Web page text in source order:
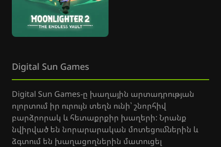
Digital Sun Games
Digital Sun Games-ը խաղային արտադրության
ոլորտում իր ուրույն տեղն ունի՝ շնորհիվ
բարձրորակ և հետաքրքիր խաղերի: Նրանք
նվիրված են նորարարական մոտեցումներին և
ձգտում են խաղացողներին մատուցել